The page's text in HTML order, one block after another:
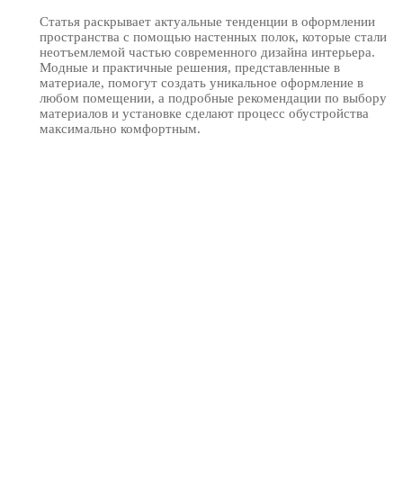
Статья раскрывает актуальные тенденции в оформлении
пространства с помощью настенных полок, которые стали
неотъемлемой частью современного дизайна интерьера.
Модные и практичные решения, представленные в
материале, помогут создать уникальное оформление в
любом помещении, а подробные рекомендации по выбору
материалов и установке сделают процесс обустройства
максимально комфортным.